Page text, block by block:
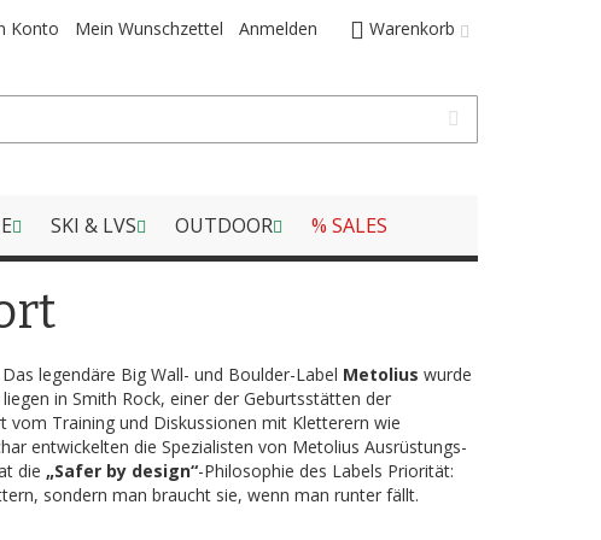
Warenkorb
Konto Mein Wunschzettel Anmelden
SKI & LVS OUTDOOR % SALES
Das legendäre Big Wall- und Boulder-Label Metolius wurde
in Smith Rock, einer der Geburtsstätten der
vom Training und Diskussionen mit Kletterern wie
entwickelten die Spezialisten von Metolius Ausrüstungs-
die „Safer by design“-Philosophie des Labels Priorität:
sondern man braucht sie, wenn man runter fällt.